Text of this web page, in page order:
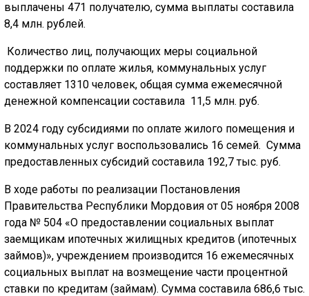
выплачены 471 получателю, сумма выплаты составила
8,4 млн. рублей.
Количество лиц, получающих меры социальной
поддержки по оплате жилья, коммунальных услуг
составляет 1310 человек, общая сумма ежемесячной
денежной компенсации составила 11,5 млн. руб.
В 2024 году субсидиями по оплате жилого помещения и
коммунальных услуг воспользовались 16 семей. Сумма
предоставленных субсидий составила 192,7 тыс. руб.
В ходе работы по реализации Постановления
Правительства Республики Мордовия от 05 ноября 2008
года № 504 «О предоставлении социальных выплат
заемщикам ипотечных жилищных кредитов (ипотечных
займов)», учреждением производится 16 ежемесячных
социальных выплат на возмещение части процентной
ставки по кредитам (займам). Сумма составила 686,6 тыс.